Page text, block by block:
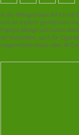
In der Mittagspause lief ich mit
und wir tranken gemeinsam
Papaya-Mango und waren
wir feststellten, auch für
umgerechnet etwas über 40